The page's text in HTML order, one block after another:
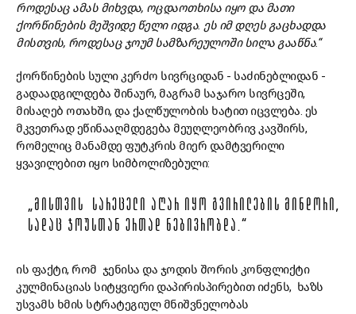
როდესაც ამას მიხვდა, ოცდაოთხისა იყო და მათი
ქორწინების მეშვიდე წელი იდგა. ეს იმ დღეს გაცხადდა
მისთვის, როდესაც ჯოუმ სამზარეულოში სილა გააწნა.“
ქორწინების სული კერძო სივრციდან - საძინებლიდან -
გადაადგილდება შინაურ, მაგრამ საჯარო სივრცეში,
მისაღებ ოთახში, და ქალწულობის ხატით იცვლება. ეს
მკვეთრად ეწინააღმდეგება მეუღლეობრივ კავშირს,
რომელიც მანამდე ფუტკრის მიერ დამტვერილი
ყვავილებით იყო სიმბოლიზებული:
„ᲛᲘᲡᲗᲕᲘᲡ ᲡᲐᲠᲔᲪᲔᲚᲘ ᲐᲦᲐᲠ ᲘᲧᲝ ᲒᲕᲘᲠᲘᲚᲔᲑᲘᲡ ᲛᲘᲜᲓᲝᲠᲘ,
ᲡᲐᲓᲐᲪ ᲯᲝᲣᲡᲗᲐᲜ ᲔᲠᲗᲐᲓ ᲜᲔᲑᲘᲕᲠᲝᲑᲓᲐ.“
ის ფაქტი, რომ ჯენისა და ჯოდის შორის კონფლიქტი
კულმინაციას სიტყვიერი დაპირისპირებით იძენს, ხაზს
უსვამს ხმის სტრატეგიულ მნიშვნელობას